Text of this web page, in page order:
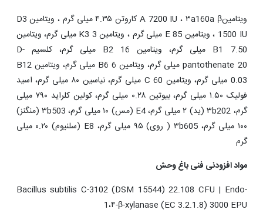
ویتامینA 7200 IU ، ۳a160a β کاروتن ۴.۳۵ میلی گرم ، ویتامین D3
1500 IU ، ویتامین E 85 میلی گرم ، ویتامین K3 3 میلی گرم، ویتامین
B1 7.50 میلی گرم، ویتامین B2 16 میلی گرم، کلسیم D-
pantothenate 20 میلی گرم، ویتامین B6 6 میلی گرم، ویتامین B12
0.03 میلی گرم، ویتامین C 60 میلی گرم، نیاسین ۸۰ میلی گرم، اسید
فولیک ۱.۵۰ میلی گرم، بیوتین ۰.۲۸ میلی گرم، کولین کلراید ۷۹۰ میلی
گرم، ۳b202 (ید) ۲ میلی گرم، E4 (مس) ۱۰ میلی گرم، ۳b503 (منگنز)
۱۰۰ میلی گرم، ۳b605 ( روی) ۹۵ میلی گرم، E8 (سلنیوم) ۰.۲۰ میلی
گرم
مواد افزودنی فنی باغ وحش
Bacillus subtilis C-3102 (DSM 15544) 22.108 CFU | Endo-
1،۴-β-xylanase (EC 3.2.1.8) 3000 EPU